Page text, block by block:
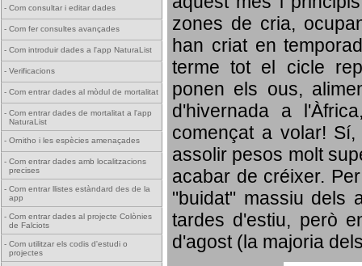
- Com consultar i editar dades
- Com fer consultes avançades
- Com introduir dades a l'app NaturaList
- Verificacions
- Com entrar dades al mòdul de mortalitat
- Com entrar dades de mortalitat a l'app
NaturaList
- Ornitho i les espècies amenaçades
- Com entrar dades amb localitzacions
precises
- Com entrar llistes estàndard des de la
app
- Com entrar dades al projecte Colònies
de Falciots
- Com utilitzar els codis d'estudi o
projectes
zones de cria,
han criat en
terme tot el cicle
ponen els ous,
d'hivernada a
començat a volar!
assolir pesos molt
acabar de créixer.
"buidat" massiu dels
tardes d'estiu, però
d'agost (la majoria